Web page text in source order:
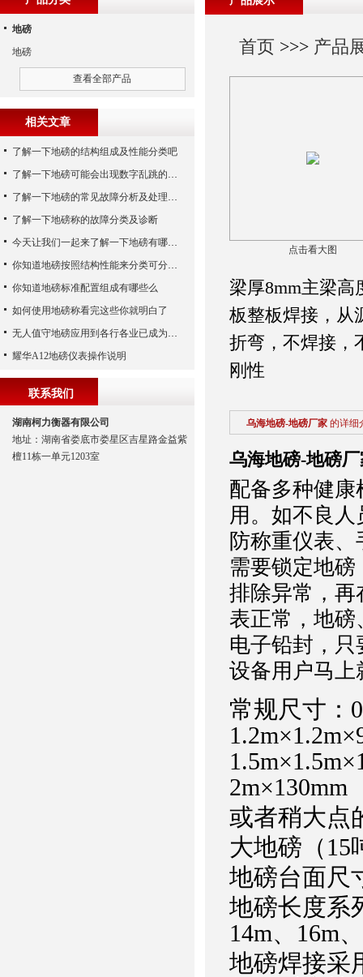
首页 >>> 产品
点击看大图
梁厚8mm主梁高
板整板焊接，从
折弯，不焊接，
刚性
乌海地磅-地磅厂家 的详细
乌海地磅-地磅
配备多种健
用。如不良
防称重仪表
需要锁定地
排除异常，再
表正常，地
电子铅封，
设备用户马上
常规尺寸：
或者稍大点
大地磅（15
地磅台面尺
地磅长度系
14m、16m
地磅焊接采
地磅
地磅
查看全部产品
相关文章
了解一下地磅的结构组成及性能分类吧
了解一下地磅可能会出现数字乱跳的原因
了解一下地磅的常见故障分析及处理方法
了解一下地磅称的故障分类及诊断
今天让我们一起来了解一下地磅有哪些特点吧
你知道地磅按照结构性能来分类可分为哪些么
你知道地磅标准配置组成有哪些么
如何使用地磅称看完这些你就明白了
无人值守地磅应用到各行各业已成为称重历史发展的潮流
耀华A12地磅仪表操作说明
联系我们
湖南柯力衡器有限公司
地址：湖南省娄底市娄星区吉星路金益紫
檀11栋一单元1203室